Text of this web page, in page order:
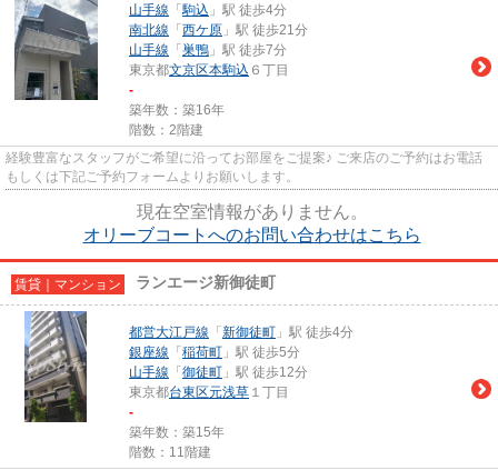
山手線 「駒込 」駅 徒歩4分
南北線 「 西ケ原 」駅 徒歩21分
山手線 「 巣鴨 」駅 徒歩7分
東京都文京区本駒込 ６丁目
-
築年数：築16年
階数：2階建
経験豊富なスタッフがご希望に沿ってお部屋をご提案♪ ご来店のご予約はお電話
もしくは下記ご予約フォームよりお願いします。
現在空室情報がありません。
オリーブコートへのお問い合わせはこちら
賃貸｜マンション ランエージ新御徒町
都営大江戸線 「 新御徒町 」駅 徒歩4分
銀座線 「 稲荷町 」駅 徒歩5分
山手線 「 御徒町 」駅 徒歩12分
東京都台東区元浅草 １丁目
-
築年数：築15年
階数：11階建